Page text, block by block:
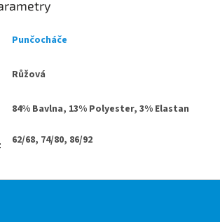
Punčocháče
Růžová
84% Bavlna, 13% Polyester, 3% Elastan
: 62/68, 74/80, 86/92